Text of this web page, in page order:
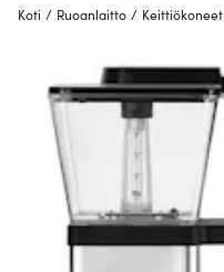
Koti / Ruoanlaitto / Keittiökoneet